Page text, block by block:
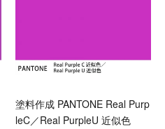
塗料作成 PANTONE Real Purp
leC／Real PurpleU 近似色